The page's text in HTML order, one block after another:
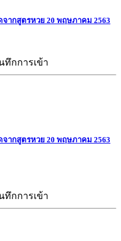
ากสูตรหวย 20 พฤษภาคม 2563
ทึกการเข้า
ากสูตรหวย 20 พฤษภาคม 2563
ทึกการเข้า